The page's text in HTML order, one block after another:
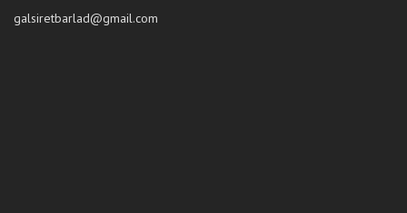
galsiretbarlad@gmail.com